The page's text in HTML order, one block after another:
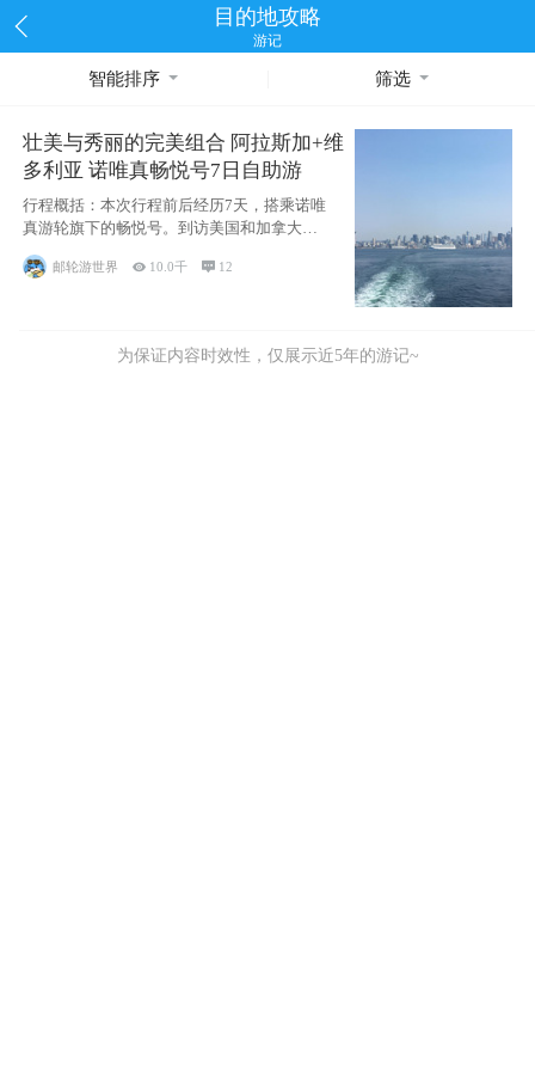
目的地攻略
游记
智能排序 筛选
壮美与秀丽的完美组合 阿拉斯加+维
多利亚 诺唯真畅悦号7日自助游
行程概括：本次行程前后经历7天，搭乘诺唯
真游轮旗下的畅悦号。到访美国和加拿大的4
个州/省：美国华盛顿州
邮轮游世界  10.0千  12
为保证内容时效性，仅展示近5年的游记~